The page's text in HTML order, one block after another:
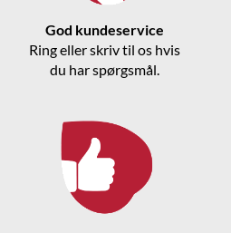
God kundeservice
Ring eller skriv til os hvis
du har spørgsmål.